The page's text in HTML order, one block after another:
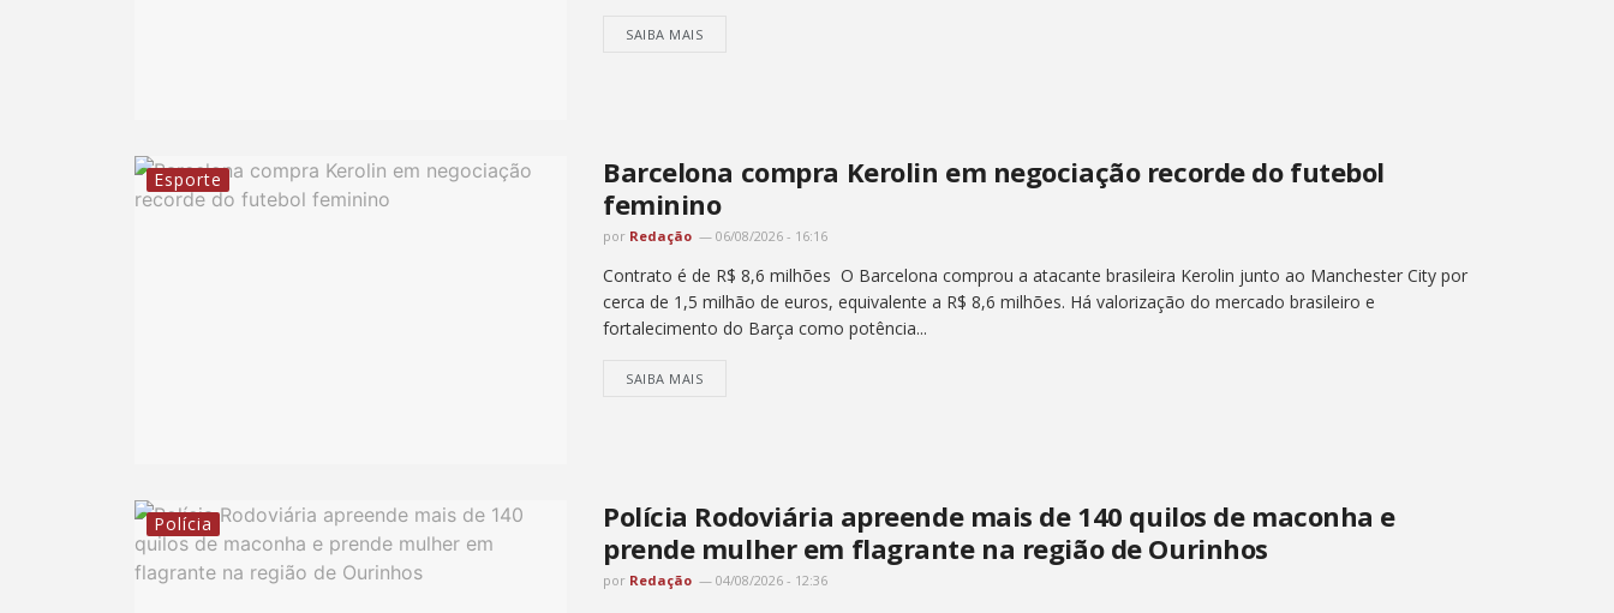
SAIBA MAIS
Esporte
Barcelona compra Kerolin em negociação recorde do futebol
feminino
por Redação 06/08/2026 - 16:16
Contrato é de R$ 8,6 milhões O Barcelona comprou a atacante brasileira Kerolin junto ao Manchester City por
cerca de 1,5 milhão de euros, equivalente a R$ 8,6 milhões. Há valorização do mercado brasileiro e
fortalecimento do Barça como potência...
SAIBA MAIS
Polícia
Polícia Rodoviária apreende mais de 140 quilos de maconha e
prende mulher em flagrante na região de Ourinhos
por Redação 04/08/2026 - 12:36